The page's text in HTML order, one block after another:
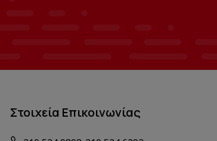
Στοιχεία Επικοινωνίας